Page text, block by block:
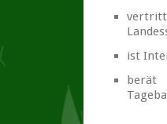
vertritt
ist
berät